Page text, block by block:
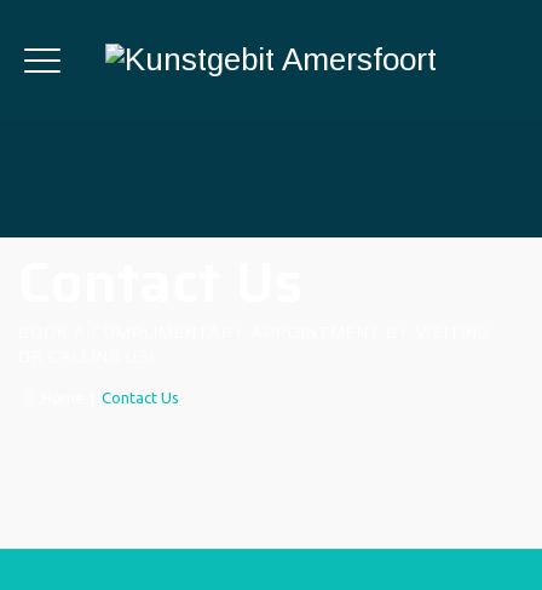
Contact Us